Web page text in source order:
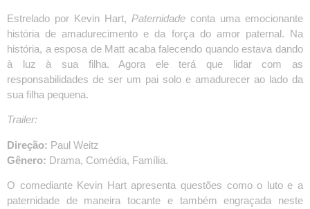
Estrelado por Kevin Hart, Paternidade conta uma emocionante
história de amadurecimento e da força do amor paternal. Na
história, a esposa de Matt acaba falecendo quando estava dando
à luz à sua filha. Agora ele terá que lidar com as
responsabilidades de ser um pai solo e amadurecer ao lado da
sua filha pequena.
Trailer:
Direção: Paul Weitz
Gênero: Drama, Comédia, Família.
O comediante Kevin Hart apresenta questões como o luto e a
paternidade de maneira tocante e também engraçada neste